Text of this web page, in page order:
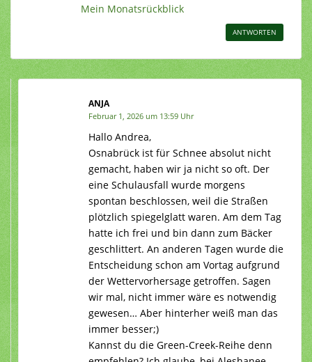
Mein Monatsrückblick
ANTWORTEN
ANJA
Februar 1, 2026 um 13:59 Uhr
Hallo Andrea,
Osnabrück ist für Schnee absolut nicht
gemacht, haben wir ja nicht so oft. Der
eine Schulausfall wurde morgens
spontan beschlossen, weil die Straßen
plötzlich spiegelglatt waren. Am dem Tag
hatte ich frei und bin dann zum Bäcker
geschlittert. An anderen Tagen wurde die
Entscheidung schon am Vortag aufgrund
der Wettervorhersage getroffen. Sagen
wir mal, nicht immer wäre es notwendig
gewesen… Aber hinterher weiß man das
immer besser;)
Kannst du die Green-Creek-Reihe denn